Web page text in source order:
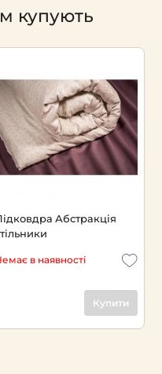
купують
Абстракція
в наявності
Купити